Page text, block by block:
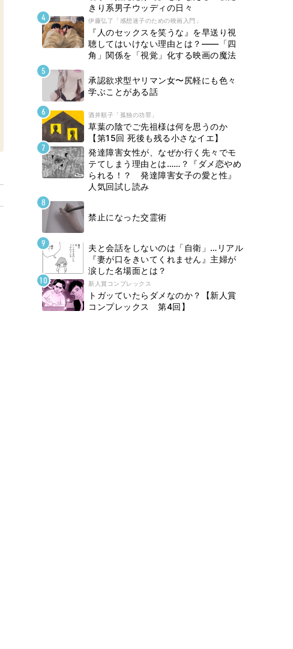
きり系男子ウッディの日々
伊藤弘了「感想迷子のための映画入門」
『人のセックスを笑うな』を早送り視
聴してはいけない理由とは？――「四
角」関係を「視覚」化する映画の魔法
承認欲求型ヤリマン女〜尻軽にも色々
学ぶことがある話
酒井順子「孤独の功罪」
草葉の陰でご先祖様は何を思うのか
【第15回 死後も残る小さなイエ】
発達障害女性が、なぜか行く先々でモ
テてしまう理由とは……？『ダメ恋やめ
られる！？ 発達障害女子の愛と性』
人気回試し読み
禁止になった交霊術
夫と会話をしないのは「自衛」…リアル
『妻が口をきいてくれません』主婦が
涙した名場面とは？
新人賞コンプレックス
トガッていたらダメなのか？【新人賞
コンプレックス 第4回】